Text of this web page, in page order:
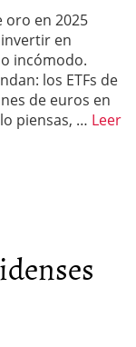
oro en 2025
en
incómodo.
los ETFs de
de euros en
piensas, … Leer